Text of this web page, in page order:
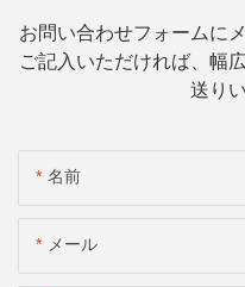
お問い合わせフォームに
ご記入いただければ、幅
送り
名前
メール